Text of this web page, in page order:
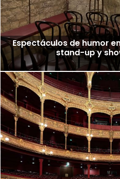
Espectáculos de humor
stand-up y